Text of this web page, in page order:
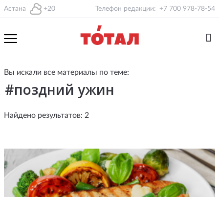
Астана +20 Телефон редакции: +7 700 978-78-54
Вы искали все материалы по теме:
Найдено результатов: 2